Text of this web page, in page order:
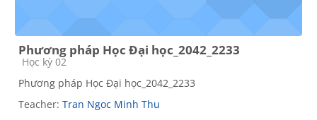
Phương pháp Học Đại học_2042_2233
Course category
Học kỳ 02
Phương pháp Học Đại học_2042_2233
Teacher: Tran Ngoc Minh Thu